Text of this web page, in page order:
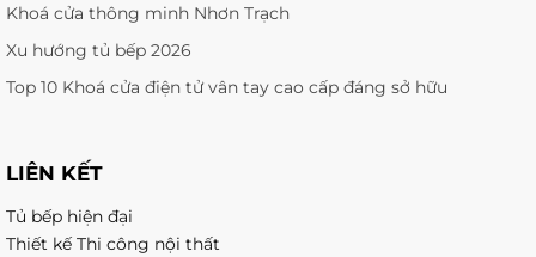
Khoá cửa thông minh Nhơn Trạch
Xu hướng tủ bếp 2026
Top 10 Khoá cửa điện tử vân tay cao cấp đáng sở hữu
LIÊN KẾT
Tủ bếp hiện đại
Thiết kế Thi công nội thất